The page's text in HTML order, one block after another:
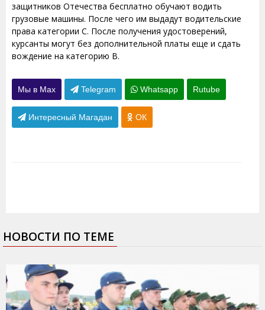
защитников Отечества бесплатно обучают водить
грузовые машины. После чего им выдадут водительские
права категории С. После получения удостоверений,
курсанты могут без дополнительной платы еще и сдать
вождение на категорию В.
Мы в Max Telegram Whatsapp Rutube
Интересный Магадан ОК
НОВОСТИ ПО ТЕМЕ